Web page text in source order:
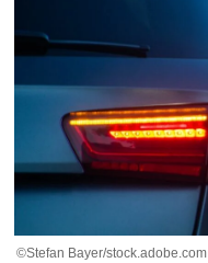
©Stefan Bayer/stock.adobe.com